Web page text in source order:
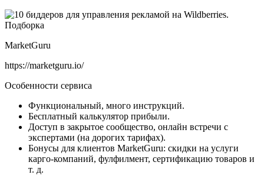
MarketGuru
https://marketguru.io/
Особенности сервиса
Функциональный, много инструкций.
Бесплатный калькулятор прибыли.
Доступ в закрытое сообщество, онлайн встречи с
экспертами (на дорогих тарифах).
Бонусы для клиентов MarketGuru: скидки на услуги
карго-компаний, фулфилмент, сертификацию товаров и
т. д.